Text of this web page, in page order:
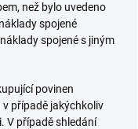
než bylo uvedeno
spojené
spojené s jiným
povinen
případě jakýchkoliv
V případě shledání